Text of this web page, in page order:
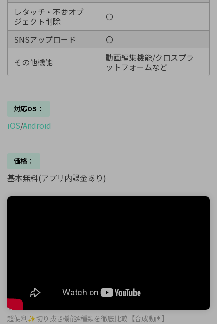
レタッチ・不要オブ
ジェクト削除
〇
SNSアップロード
〇
その他機能
動画編集機能/クロスプラ
ットフォームなど
対応OS：
iOS/Android
価格：
基本無料(アプリ内課金あり)
超便利✨切り抜き機能4種類を徹底比較【合成動画】